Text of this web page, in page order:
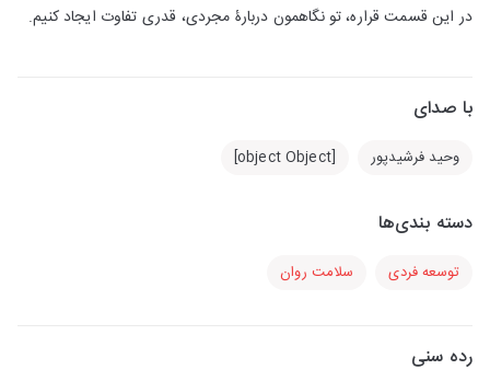
در این قسمت قراره، تو نگاهمون دربارۀ مجردی، قدری تفاوت ایجاد کنیم.
با صدای
وحید فرشیدپور [object Object]
دسته بندی‌ها
توسعه فردی سلامت روان
رده سنی